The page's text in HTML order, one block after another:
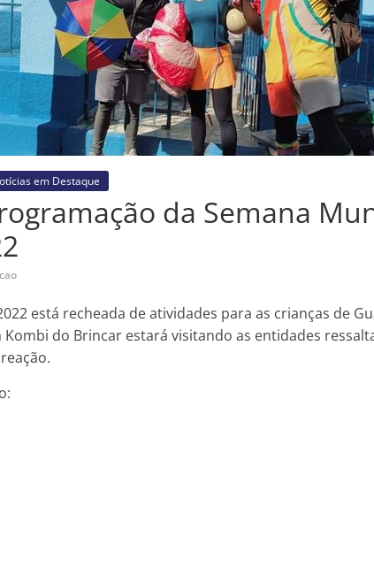
em Destaque
da Semana
está recheada de atividades para as crianças de
Kombi do Brincar estará visitando as entidades